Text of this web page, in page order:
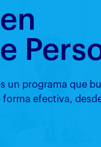
un programa que
efectiva,